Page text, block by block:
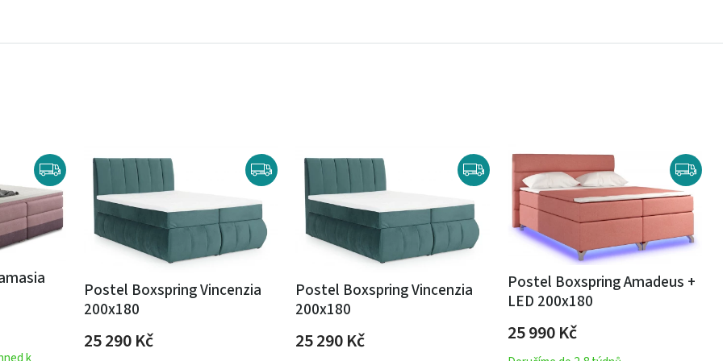
Postel Boxspring Vincenzia
200x180
25 290Kč
Postel Boxspring Vincenzia
200x180
25 290Kč
Postel Boxspring Amadeus +
LED 200x180
25 990Kč